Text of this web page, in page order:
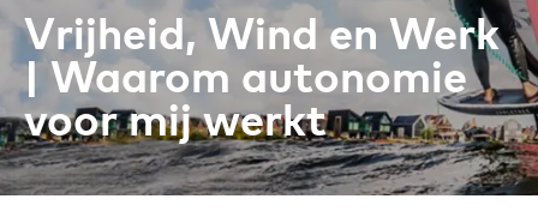
Vrijheid, Wind en Werk
| Waarom autonomie
voor mij werkt